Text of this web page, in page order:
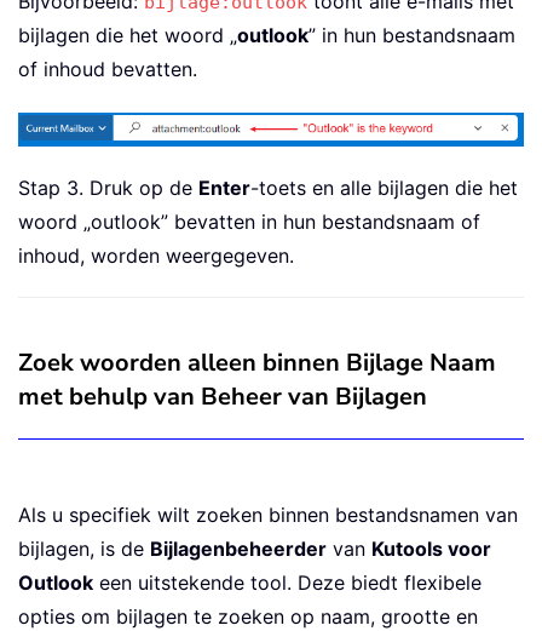
bijlagen die het woord „outlook” in hun bestandsnaam
of inhoud bevatten.
Stap 3. Druk op de Enter-toets en alle bijlagen die het
woord „outlook” bevatten in hun bestandsnaam of
inhoud, worden weergegeven.
Zoek woorden alleen binnen Bijlage Naam
met behulp van Beheer van Bijlagen
Als u specifiek wilt zoeken binnen bestandsnamen van
bijlagen, is de Bijlagenbeheerder van Kutools voor
Outlook een uitstekende tool. Deze biedt flexibele
opties om bijlagen te zoeken op naam, grootte en